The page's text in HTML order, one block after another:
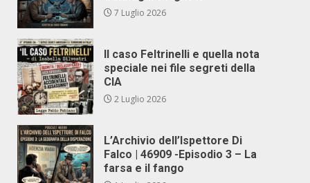
7 Luglio 2026
Il caso Feltrinelli e quella nota
speciale nei file segreti della
CIA
2 Luglio 2026
L’Archivio dell’Ispettore Di
Falco | 46909 -Episodio 3 – La
farsa e il fango